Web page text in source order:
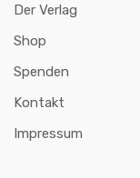
Der Verlag
Shop
Spenden
Kontakt
Impressum